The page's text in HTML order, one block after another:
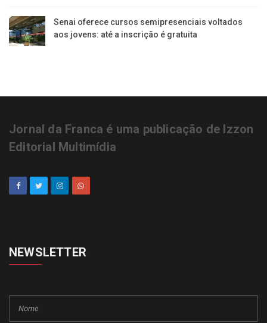
Senai oferece cursos semipresenciais voltados
aos jovens: até a inscrição é gratuita
Jornal da Franca é uma publicação de Izzon
Editorial Multimídia
NEWSLETTER